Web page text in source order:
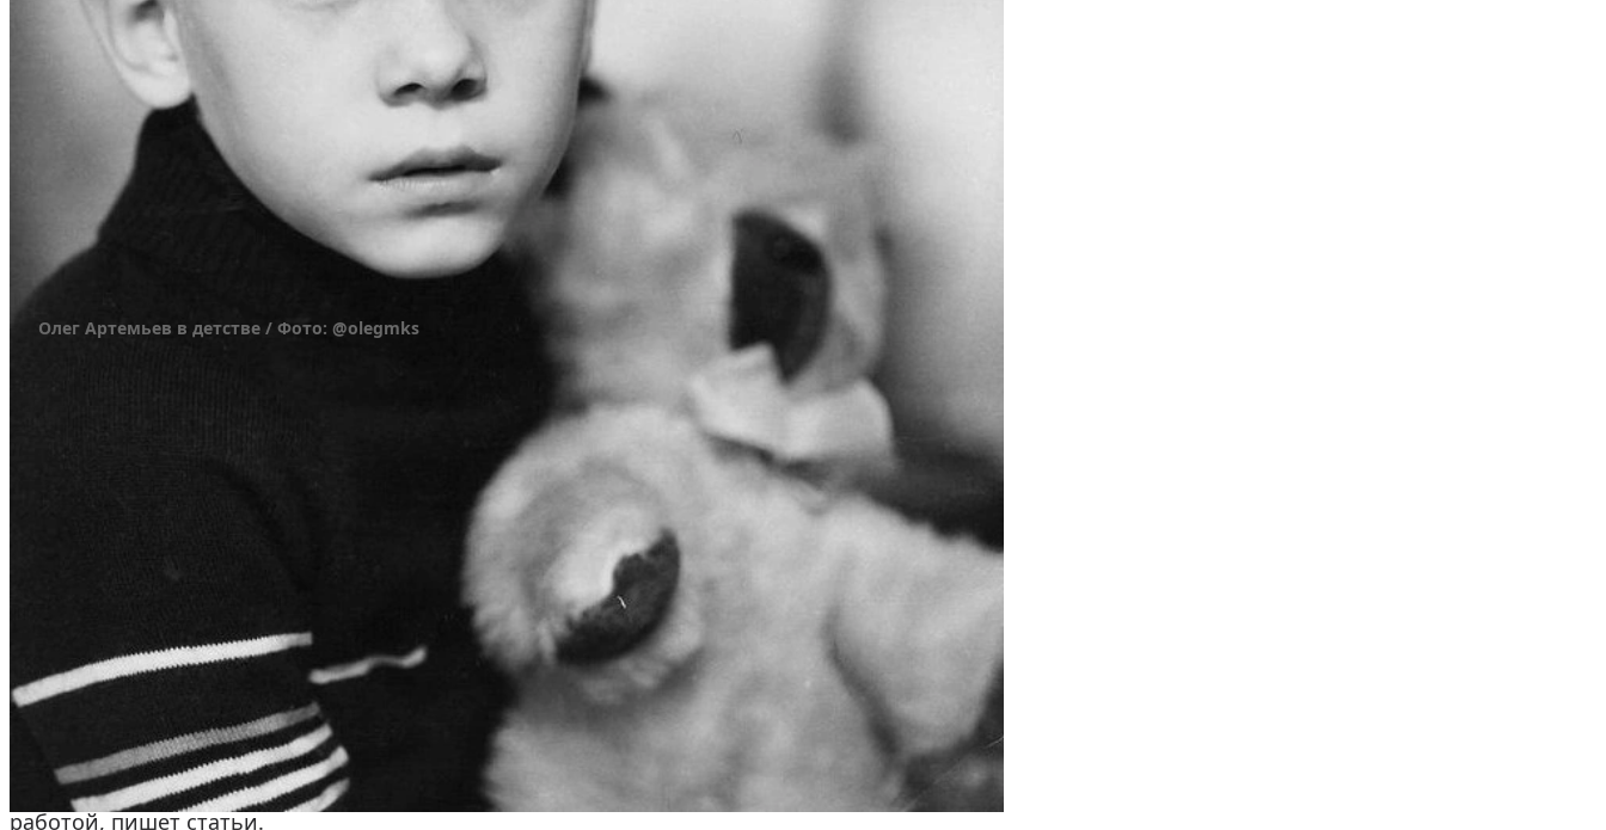
Олег Артемьев в детстве / Фото: @olegmks
После получения аттестата о среднем образовании выпускник поступил в Таллинский
политех, после окончания которого, как положено, отслужил в рядах Советской армии, а
затем устроился работать электромонтером на завод в Таллине.
В 1998 году Артемьев получил еще одно образование, отучившись в МГТУ им. Н. Э. Баумана
на инженера-механика, а спустя год специалиста приняли в штат РКК «Энергия», где он
занимался внекорабельной деятельностью, разрабатывая бортовую документацию, а также
проводил техобслуживание и ремонт аппаратов, служебных модулей и даже скафандров.
В ожидании первого полета Олег получил еще один диплом – в сфере управления
персоналом, окончив Российскую академию государственной службы при президенте РФ. В
2017 году он защитил диссертацию кандидата экономических наук, занимается научной
работой, пишет статьи.